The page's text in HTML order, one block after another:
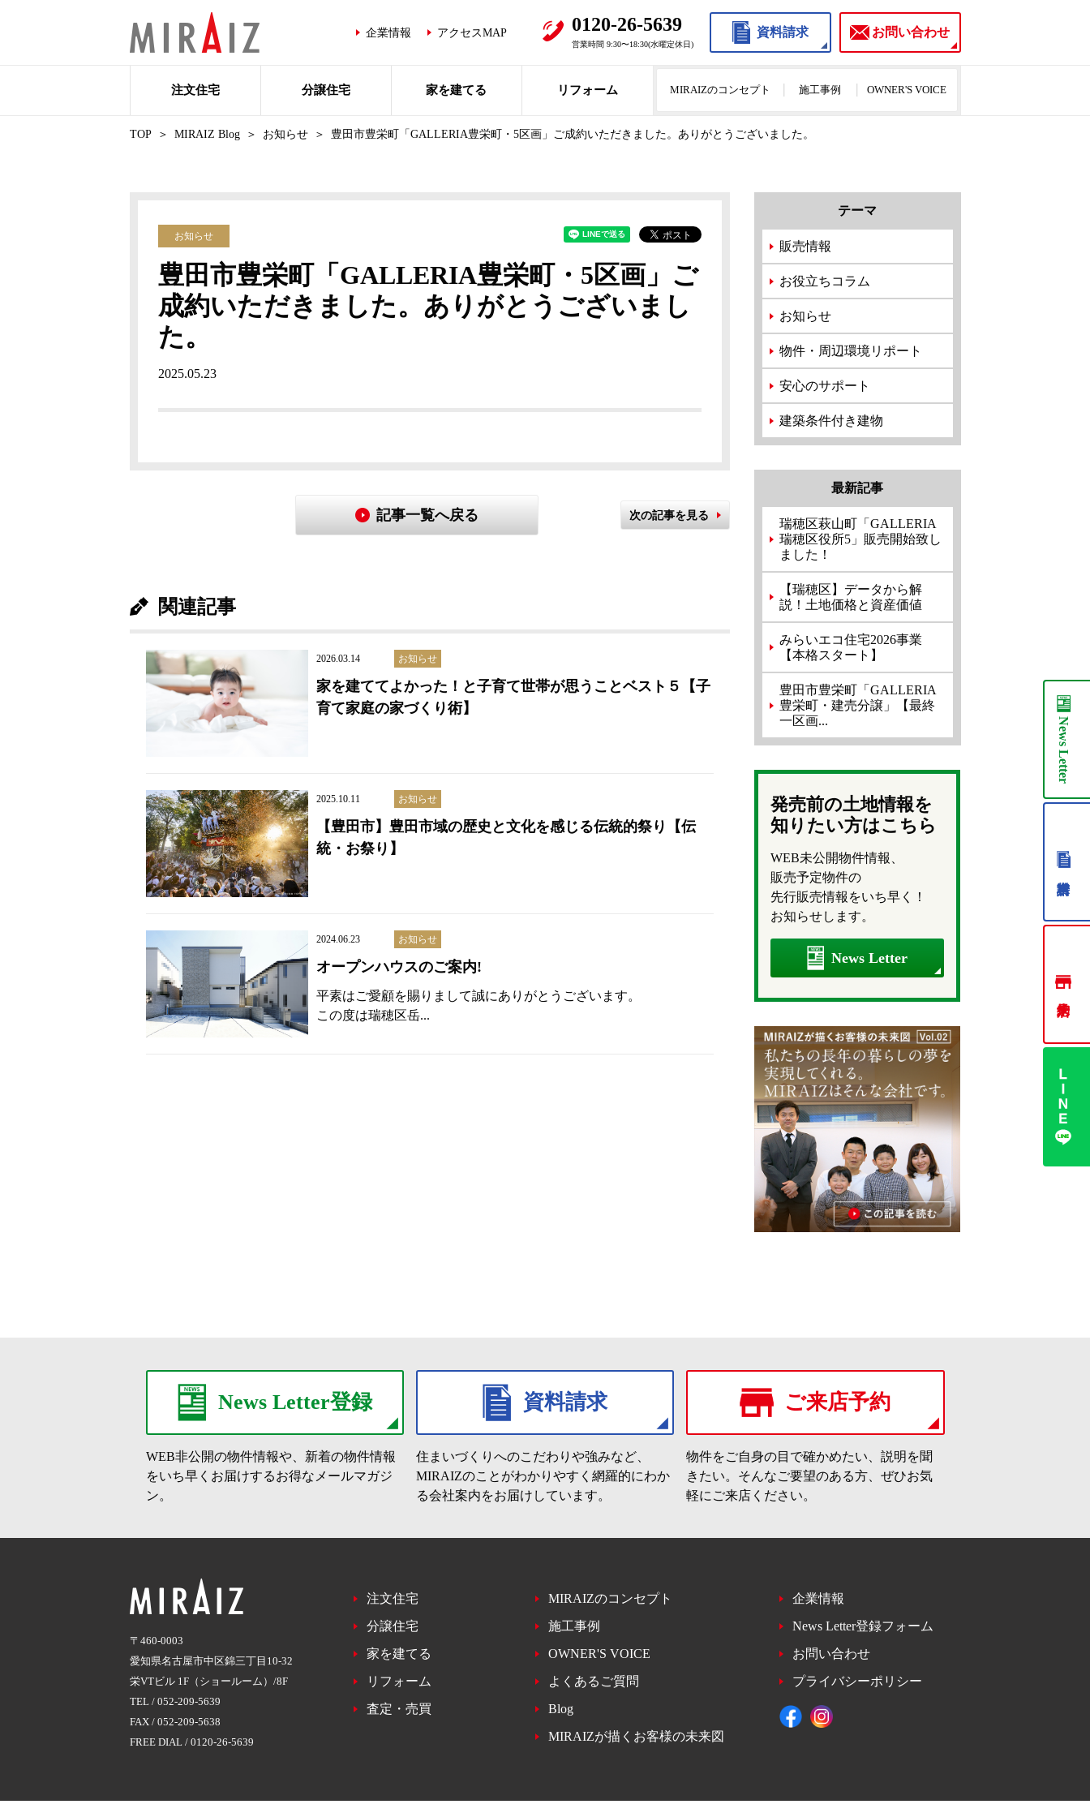
企業情報 アクセスMAP 0120-26-5639
営業時間 9:30〜18:30(水曜定休日)
資料請求 お問い合わせ
注文住宅 分譲住宅 家を建てる リフォーム MIRAIZのコンセプト 施工事例 OWNER'S VOICE
TOP MIRAIZ Blog お知らせ 豊田市豊栄町「GALLERIA豊栄町・5区画」ご成約いただきました。ありがとうございました。
お知らせ
豊田市豊栄町「GALLERIA豊栄町・5区画」ご
成約いただきました。ありがとうございまし
た。
2025.05.23
記事一覧へ戻る 次の記事を見る
関連記事
2026.03.14 お知らせ
家を建ててよかった！と子育て世帯が思うことベスト５【子
育て家庭の家づくり術】
2025.10.11 お知らせ
【豊田市】豊田市域の歴史と文化を感じる伝統的祭り【伝
統・お祭り】
2024.06.23 お知らせ
オープンハウスのご案内!
平素はご愛顧を賜りまして誠にありがとうございます。
この度は瑞穂区岳...
テーマ
販売情報
お役立ちコラム
お知らせ
物件・周辺環境リポート
安心のサポート
建築条件付き建物
最新記事
瑞穂区萩山町「GALLERIA
瑞穂区役所5」販売開始致し
ました！
【瑞穂区】データから解
説！土地価格と資産価値
みらいエコ住宅2026事業
【本格スタート】
豊田市豊栄町「GALLERIA
豊栄町・建売分譲」【最終
一区画...
発売前の土地情報を
知りたい方はこちら
WEB未公開物件情報、
販売予定物件の
先行販売情報をいち早く！
お知らせします。
News Letter
News Letter登録
WEB非公開の物件情報や、新着の物件情報
をいち早くお届けするお得なメールマガジ
ン。
資料請求
住まいづくりへのこだわりや強みなど、
MIRAIZのことがわかりやすく網羅的にわか
る会社案内をお届けしています。
ご来店予約
物件をご自身の目で確かめたい、説明を聞
きたい。そんなご要望のある方、ぜひお気
軽にご来店ください。
News
Letter
〒460-0003
愛知県名古屋市中区錦三丁目10-32
栄VTビル 1F（ショールーム）/8F
TEL / 052-209-5639
FAX / 052-209-5638
FREE DIAL / 0120-26-5639
注文住宅
分譲住宅
家を建てる
リフォーム
査定・売買
MIRAIZのコンセプト
施工事例
OWNER'S VOICE
よくあるご質問
Blog
MIRAIZが描くお客様の未来図
企業情報
News Letter登録フォーム
お問い合わせ
プライバシーポリシー